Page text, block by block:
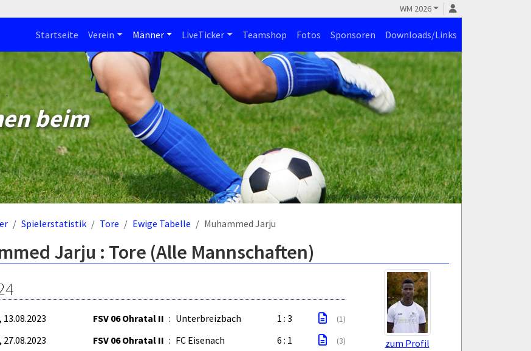
WM 2026
Startseite Verein Männer LiveTicker Teamshop Fotos Sponsoren Downloads/Links
beim
Spielerstatistik Tore Ewige Tabelle Muhammed Jarju
Jarju : Tore (Alle Mannschaften)
zum Profil
13.08.2023 FSV 06 Ohratal II : Unterbreizbach 1 : 3 (1)
27.08.2023 FSV 06 Ohratal II : FC Eisenach 6 : 1 (3)